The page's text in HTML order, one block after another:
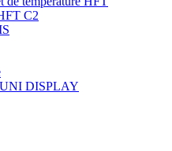
C2
UNI DISPLAY